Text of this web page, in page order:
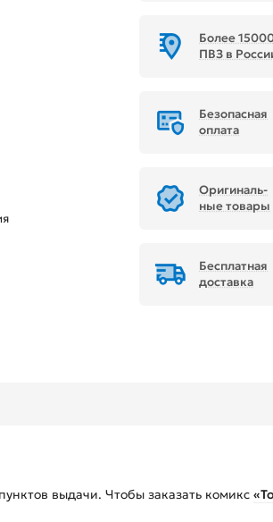
Более
ПВЗ в
Безопасная
оплата
Ори­ги­наль­
ные товары
Бесплатная
доставка
пунктов выдачи. Чтобы заказать комикс